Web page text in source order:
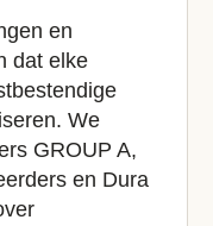
en
dat elke
We
GROUP A,
en Dura